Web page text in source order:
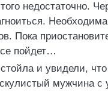
недостаточно.
Пока
пойдет…
и увидели,
мужчина с